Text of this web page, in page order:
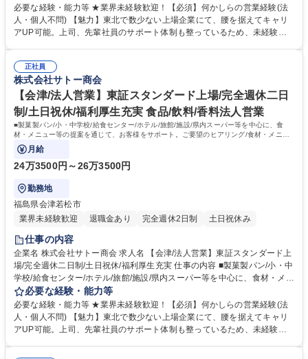
ューのご提案/商品のご紹介/見積作成、等。 【一日の流れ】出社・朝礼→
依頼事項の対応・訪問準備等（～10時）→お客様先への訪問（5～10件程
度※10時～17時）→各種事務処理を経て退社 【入社後の流れ】OJTによ
振り分けながら対応をお願いしていきます。 【担当エリア】福島県福島市
の顧客が中心となります。 募集職種 【福島/法人営業】東証スタンダード
上場/完全週休二日制/土日祝休/福利厚生◎
必要な経験・能力等 ★業界未経験歓迎！【必須】何かしらの営業経験(法
人・個人不問) 【魅力】東北で数少ない上場企業にて、腰を据えてキャリ
アUP可能。上司、先輩社員のサポート体制も整っているため、未経験業
ご安心ください。 【働きやすさ】月残業は20時間程度でワークライフバ
ランス◎フラットな職場環境で常にアットホームな雰囲気に包まれてお
り、部署間でのコミュニケーション体制も整備されています。社員の平均
勤続年数はなんと14年！中途入社の方々が多数活躍しており、当社の業績
に貢献しています。 学歴・資格 学歴：大学院 大学 語学力： 資格：第一種
運転免許普通自動車
正社員
株式会社サトー商会
【会津/法人営業】東証スタンダード上場/完全週休二日
制/土日祝休/福利厚生充実 食品/飲料/香料法人営業
■製菓製パン/小・中学校/給食センター/ホテル/旅館/施設/県内スーパー等を中心に、食
材・メニュー等の提案を通じて、お客様をサポート。ご要望のヒアリング/食材・メニュ
ーの提案/商品のご紹介/見積書の作成等。
月給
24万3500円～26万3500円
勤務地
福島県会津若松市
業界未経験歓迎
退職金あり 完全週休2日制 土日祝休み
仕事の内容
企業名 株式会社サトー商会 求人名 【会津/法人営業】東証スタンダード上
場/完全週休二日制/土日祝休/福利厚生充実 仕事の内容 ■製菓製パン/小・中
学校/給食センター/ホテル/旅館/施設/県内スーパー等を中心に、食材・メニ
ュー等の提案を通じて、お客様をサポート。ご要望のヒアリング/食材・メ
ニューの提案/商品のご紹介/見積書の作成等。 【一日の流れ】出社・朝礼
→依頼事項の対応・訪問準備等（～10時）→お客様先への訪問（5～10件
程度※10時～16時）→各種事務処理を経て退社 【入社後の流れ】OJTに
必要な経験・能力等
必要な経験・能力等 ★業界未経験歓迎！【必須】何かしらの営業経験(法
人・個人不問) 【魅力】東北で数少ない上場企業にて、腰を据えてキャリ
アUP可能。上司、先輩社員のサポート体制も整っているため、未経験業